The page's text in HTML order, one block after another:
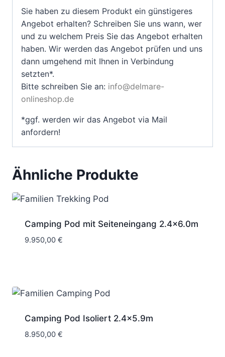
Sie haben zu diesem Produkt ein günstigeres
Angebot erhalten? Schreiben Sie uns wann, wer
und zu welchem Preis Sie das Angebot erhalten
haben. Wir werden das Angebot prüfen und uns
dann umgehend mit Ihnen in Verbindung
setzten*.
Bitte schreiben Sie an: info@delmare-
onlineshop.de
*ggf. werden wir das Angebot via Mail
anfordern!
Ähnliche Produkte
Camping Pod mit Seiteneingang 2.4×6.0m
9.950,00 €
Camping Pod Isoliert 2.4×5.9m
8.950,00 €